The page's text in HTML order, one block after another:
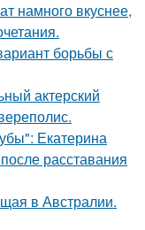
намного вкуснее,
борьбы с
актерский
Екатерина
расставания
в Австралии.